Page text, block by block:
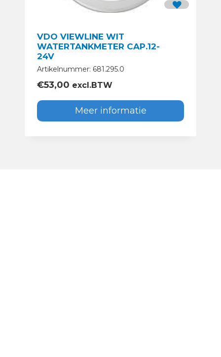
VDO VIEWLINE WIT
WATERTANKMETER CAP.12-
24V
Artikelnummer: 681.295.0
€53,00 excl.BTW
Meer informatie